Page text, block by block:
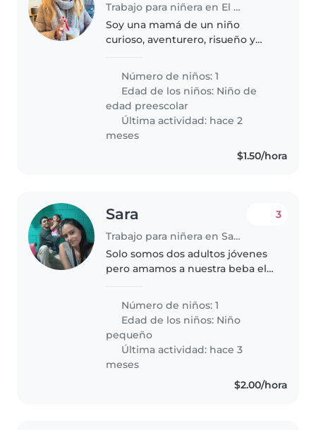
Trabajo para niñera en El Barillo
Soy una mamá de un niño
curioso, aventurero, risueño y
con experiencia en cuidados de
niños pequeños, que sea
amorosa con los niños,
responsable, respetuosa,..
Número de niños: 1
Edad de los niños: Niño de
edad preescolar
Última actividad: hace 2
meses
$1.50/hora
Sara
Trabajo para niñera en San Salvador
3
Solo somos dos adultos jóvenes
pero amamos a nuestra beba ella
divertida , nuestra casa es
pequeña pero muy delicada y
nuestros perritos muy amigables
son..
Número de niños: 1
Edad de los niños: Niño
pequeño
Última actividad: hace 3
meses
$2.00/hora